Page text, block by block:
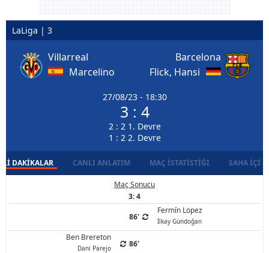
LaLiga | 3
Villarreal
Marcelino
27/08/23 - 18:30
3 : 4
2 : 2 1. Devre
1 : 2 2. Devre
Barcelona
Flick, Hansi
DAKIKALAR CANLI ANLATIM MAÇ İSTATISTIĞI SAHA İÇI
Maç Sonucu
3: 4
86'
Fermín Lopez
İlkay Gündoğan
Ben Brereton
Dani Parejo 86'